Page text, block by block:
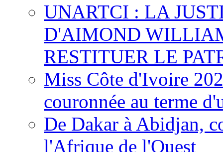
UNARTCI : LA
D'AIMOND
RESTITUER LE
Miss Côte d'Ivoire
couronnée au terme
De Dakar à Abidjan,
l'Afrique de l'Ouest